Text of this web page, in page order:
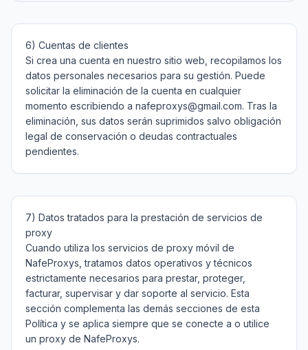
6) Cuentas de clientes
Si crea una cuenta en nuestro sitio web, recopilamos los
datos personales necesarios para su gestión. Puede
solicitar la eliminación de la cuenta en cualquier
momento escribiendo a nafeproxys@gmail.com. Tras la
eliminación, sus datos serán suprimidos salvo obligación
legal de conservación o deudas contractuales
pendientes.
7) Datos tratados para la prestación de servicios de
proxy
Cuando utiliza los servicios de proxy móvil de
NafeProxys, tratamos datos operativos y técnicos
estrictamente necesarios para prestar, proteger,
facturar, supervisar y dar soporte al servicio. Esta
sección complementa las demás secciones de esta
Política y se aplica siempre que se conecte a o utilice
un proxy de NafeProxys.